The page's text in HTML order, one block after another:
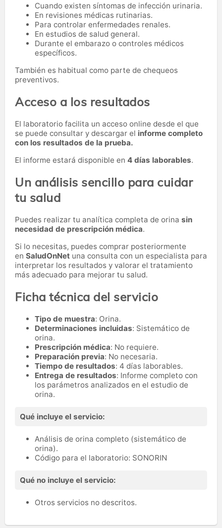
Cuando existen síntomas de infección urinaria.
En revisiones médicas rutinarias.
Para controlar enfermedades renales.
En estudios de salud general.
Durante el embarazo o controles médicos
específicos.
También es habitual como parte de chequeos
preventivos.
Acceso a los resultados
El laboratorio facilita un acceso online desde el que
se puede consultar y descargar el informe completo
con los resultados de la prueba.
El informe estará disponible en 4 días laborables.
Un análisis sencillo para cuidar
tu salud
Puedes realizar tu analítica completa de orina sin
necesidad de prescripción médica.
Si lo necesitas, puedes comprar posteriormente
en SaludOnNet una consulta con un especialista para
interpretar los resultados y valorar el tratamiento
más adecuado para mejorar tu salud.
Ficha técnica del servicio
Tipo de muestra: Orina.
Determinaciones incluidas: Sistemático de
orina.
Prescripción médica: No requiere.
Preparación previa: No necesaria.
Tiempo de resultados: 4 días laborables.
Entrega de resultados: Informe completo con
los parámetros analizados en el estudio de
orina.
Qué incluye el servicio:
Análisis de orina completo (sistemático de
orina).
Código para el laboratorio: SONORIN
Qué no incluye el servicio:
Otros servicios no descritos.